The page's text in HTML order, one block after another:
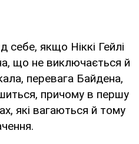
якщо Ніккі Гейлі
що не виключається й
перевага Байдена,
причому в першу
які вагаються й тому